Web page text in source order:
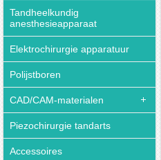
Tandheelkundig
anesthesieapparaat
Elektrochirurgie apparatuur
Polijstboren
CAD/CAM-materialen
Piezochirurgie tandarts
Accessoires